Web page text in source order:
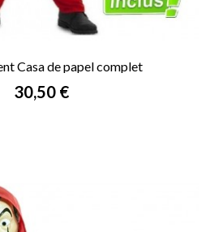
Casa de papel complet
Prix
30,50 €